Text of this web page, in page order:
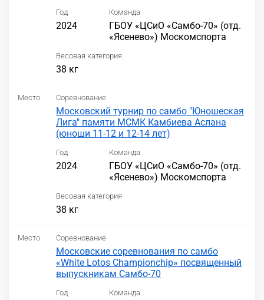
Год
2024
Команда
ГБОУ «ЦСиО «Самбо-70» (отд.
«Ясенево») Москомспорта
Весовая категория
38 кг
Место Соревнование
Московский турнир по самбо "Юношеская
Лига" памяти МСМК Камбиева Аслана
(юноши 11-12 и 12-14 лет)
Год
2024
Команда
ГБОУ «ЦСиО «Самбо-70» (отд.
«Ясенево») Москомспорта
Весовая категория
38 кг
Место Соревнование
Московские соревнования по самбо
«White Lotos Championchip» посвященный
выпускникам Самбо-70
Год Команда